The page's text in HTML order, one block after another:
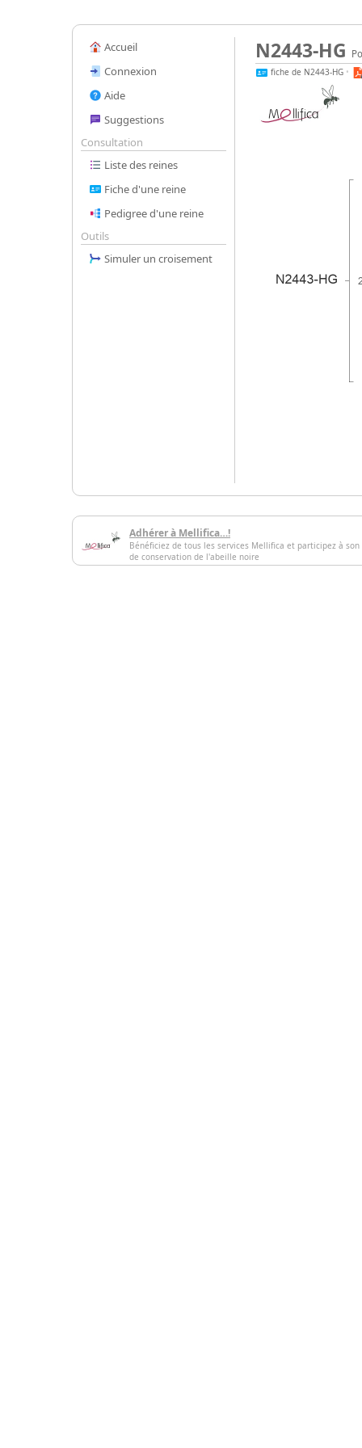
Accueil
Connexion
Aide
Suggestions
Consultation
Liste des reines
Fiche d'une reine
Pedigree d'une reine
Outils
Simuler un croisement
N2443-HG
fiche de N2443-HG •
Adhérer à Mellifica…!
Bénéficiez de tous les services Mellifica et participez à
de conservation de l'abeille noire